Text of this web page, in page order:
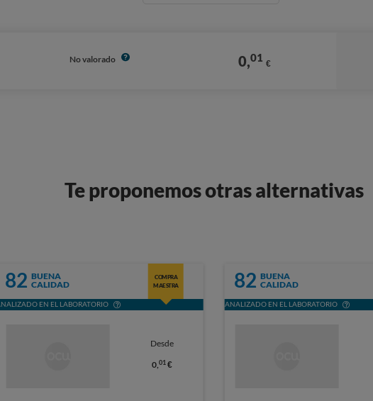
No valorado 0,01 €
Te proponemos otras alternativas
82 BUENA
CALIDAD
COMPRA
MAESTRA
EN EL LABORATORIO
Desde
0,01 €
82 BUENA
CALIDAD
ANALIZADO EN EL LABORATORIO